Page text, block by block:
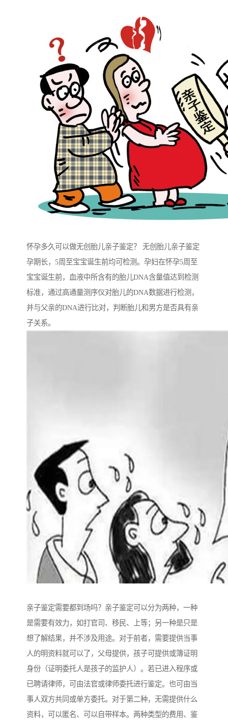
怀孕多久可以做无创胎儿亲子鉴定？ 无创胎儿亲子鉴定
孕期长，5周至宝宝诞生前均可检测。孕妇在怀孕5周至
宝宝诞生前，血液中所含有的胎儿DNA含量值达到检测
标准，通过高通量测序仪对胎儿的DNA数据进行检测，
并与父亲的DNA进行比对，判断胎儿和男方是否具有亲
子关系。
亲子鉴定需要都到场吗？亲子鉴定可以分为两种，一种
是需要有效力，如打官司、移民、上等；另一种是只是
想了解结果，并不涉及用途。对于前者，需要提供当事
人的明资料就可以了，父母提供，孩子可提供或簿证明
身份（证明委托人是孩子的监护人）。若已进入程序或
已聘请律师，可由法官或律师委托进行鉴定。也可由当
事人双方共同或单方委托。对于第二种，无需提供什么
资料，可以匿名、可以自带样本。两种类型的费用、鉴